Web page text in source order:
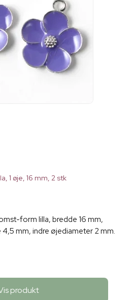
1 øje, 16 mm, 2 stk
form lilla, bredde 16 mm,
mm, indre øjediameter 2 mm.
produkt